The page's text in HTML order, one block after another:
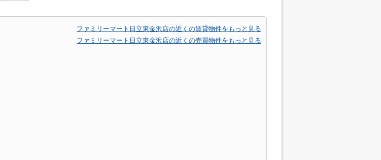
ファミリーマート日立東金沢店の近くの賃貸物件をもっと見る
ファミリーマート日立東金沢店の近くの売買物件をもっと見る